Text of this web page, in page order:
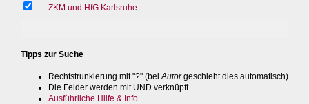
ZKM und HfG Karlsruhe
Tipps zur Suche
Rechtstrunkierung mit "?" (bei Autorgeschieht dies automatisch)
Die Felder werden mit UND verknüpft
Ausführliche Hilfe & Info